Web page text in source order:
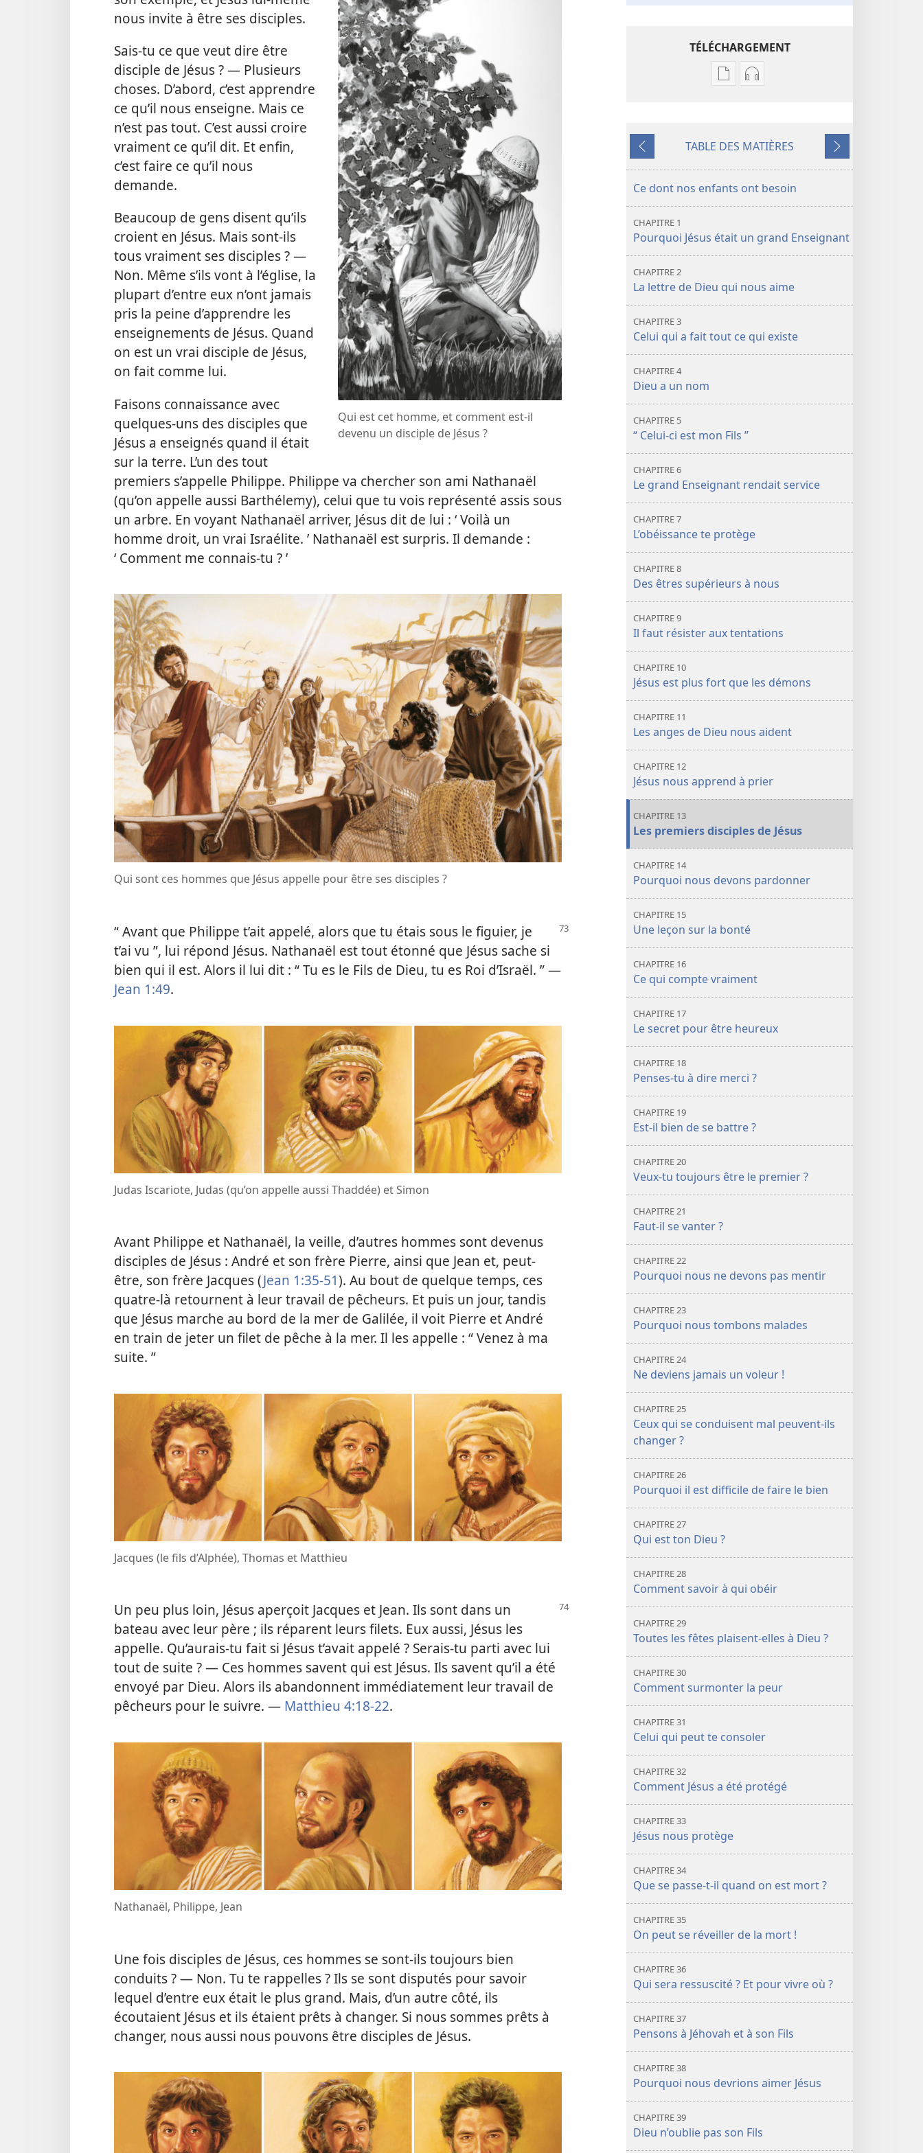
Qui est cet homme, et comment est-​il
devenu un disciple de Jésus ?
nous invite à être ses disciples.
Sais-​tu ce que veut dire être
disciple de Jésus ? — Plusieurs
choses. D’abord, c’est apprendre
ce qu’il nous enseigne. Mais ce
n’est pas tout. C’est aussi croire
vraiment ce qu’il dit. Et enfin,
c’est faire ce qu’il nous
demande.
Beaucoup de gens disent qu’ils
croient en Jésus. Mais sont-​ils
tous vraiment ses disciples ? —
Non. Même s’ils vont à l’église, la
plupart d’entre eux n’ont jamais
pris la peine d’apprendre les
enseignements de Jésus. Quand
on est un vrai disciple de Jésus,
on fait comme lui.
Faisons connaissance avec
quelques-uns des disciples que
Jésus a enseignés quand il était
sur la terre. L’un des tout
premiers s’appelle Philippe. Philippe va chercher son ami Nathanaël
(qu’on appelle aussi Barthélemy), celui que tu vois représenté assis sous
un arbre. En voyant Nathanaël arriver, Jésus dit de lui : ‘ Voilà un
homme droit, un vrai Israélite. ’ Nathanaël est surpris. Il demande :
‘ Comment me connais-​tu ? ’
Qui sont ces hommes que Jésus appelle pour être ses disciples ?
“ Avant que Philippe t’ait appelé, alors que tu étais sous le figuier, je
t’ai vu ”, lui répond Jésus. Nathanaël est tout étonné que Jésus sache si
bien qui il est. Alors il lui dit : “ Tu es le Fils de Dieu, tu es Roi d’Israël. ” —
Jean 1:49.
Judas Iscariote, Judas (qu’on appelle aussi Thaddée) et Simon
Avant Philippe et Nathanaël, la veille, d’autres hommes sont devenus
disciples de Jésus : André et son frère Pierre, ainsi que Jean et, peut-
être, son frère Jacques (Jean 1:35-51). Au bout de quelque temps, ces
quatre-​là retournent à leur travail de pêcheurs. Et puis un jour, tandis
que Jésus marche au bord de la mer de Galilée, il voit Pierre et André
en train de jeter un filet de pêche à la mer. Il les appelle : “ Venez à ma
suite. ”
Jacques (le fils d’Alphée), Thomas et Matthieu
Un peu plus loin, Jésus aperçoit Jacques et Jean. Ils sont dans un
bateau avec leur père ; ils réparent leurs filets. Eux aussi, Jésus les
appelle. Qu’aurais-​tu fait si Jésus t’avait appelé ? Serais-​tu parti avec lui
tout de suite ? — Ces hommes savent qui est Jésus. Ils savent qu’il a été
envoyé par Dieu. Alors ils abandonnent immédiatement leur travail de
pêcheurs pour le suivre. — Matthieu 4:18-22.
Nathanaël, Philippe, Jean
Une fois disciples de Jésus, ces hommes se sont-​ils toujours bien
conduits ? — Non. Tu te rappelles ? Ils se sont disputés pour savoir
lequel d’entre eux était le plus grand. Mais, d’un autre côté, ils
écoutaient Jésus et ils étaient prêts à changer. Si nous sommes prêts à
changer, nous aussi nous pouvons être disciples de Jésus.
TÉLÉCHARGEMENT
Options
publications
le
Enseignant
Options
enregistrements
Écoute
le
Enseignant
Précédent
TABLE DES MATIÈRES
Suivant
Ce dont nos enfants ont besoin
CHAPITRE 1
Pourquoi Jésus était un grand Enseignant
CHAPITRE 2
La lettre de Dieu qui nous aime
CHAPITRE 3
Celui qui a fait tout ce qui existe
CHAPITRE 4
Dieu a un nom
CHAPITRE 5
“ Celui-ci est mon Fils ”
CHAPITRE 6
Le grand Enseignant rendait service
CHAPITRE 7
L’obéissance te protège
CHAPITRE 8
Des êtres supérieurs à nous
CHAPITRE 9
Il faut résister aux tentations
CHAPITRE 10
Jésus est plus fort que les démons
CHAPITRE 11
Les anges de Dieu nous aident
CHAPITRE 12
Jésus nous apprend à prier
CHAPITRE 13
Les premiers disciples de Jésus
CHAPITRE 14
Pourquoi nous devons pardonner
CHAPITRE 15
Une leçon sur la bonté
CHAPITRE 16
Ce qui compte vraiment
CHAPITRE 17
Le secret pour être heureux
CHAPITRE 18
Penses-tu à dire merci ?
CHAPITRE 19
Est-il bien de se battre ?
CHAPITRE 20
Veux-tu toujours être le premier ?
CHAPITRE 21
Faut-il se vanter ?
CHAPITRE 22
Pourquoi nous ne devons pas mentir
CHAPITRE 23
Pourquoi nous tombons malades
CHAPITRE 24
Ne deviens jamais un voleur !
CHAPITRE 25
Ceux qui se conduisent mal peuvent-ils
changer ?
CHAPITRE 26
Pourquoi il est difficile de faire le bien
CHAPITRE 27
Qui est ton Dieu ?
CHAPITRE 28
Comment savoir à qui obéir
CHAPITRE 29
Toutes les fêtes plaisent-elles à Dieu ?
CHAPITRE 30
Comment surmonter la peur
CHAPITRE 31
Celui qui peut te consoler
CHAPITRE 32
Comment Jésus a été protégé
CHAPITRE 33
Jésus nous protège
CHAPITRE 34
Que se passe-t-il quand on est mort ?
CHAPITRE 35
On peut se réveiller de la mort !
CHAPITRE 36
Qui sera ressuscité ? Et pour vivre où ?
CHAPITRE 37
Pensons à Jéhovah et à son Fils
CHAPITRE 38
Pourquoi nous devrions aimer Jésus
CHAPITRE 39
Dieu n’oublie pas son Fils